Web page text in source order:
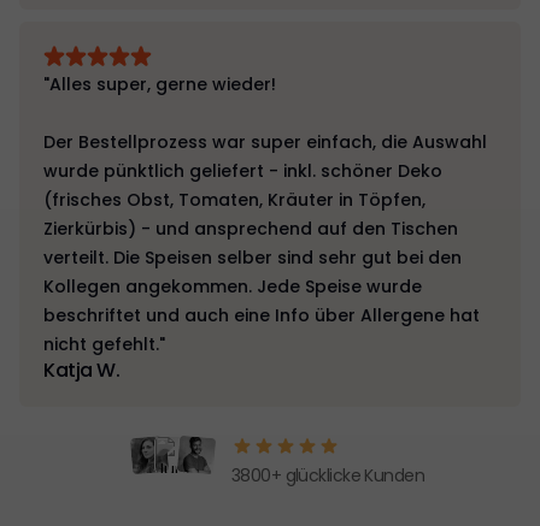
"Alles super, gerne wieder!
Der Bestellprozess war super einfach, die Auswahl
wurde pünktlich geliefert - inkl. schöner Deko
(frisches Obst, Tomaten, Kräuter in Töpfen,
Zierkürbis) - und ansprechend auf den Tischen
verteilt. Die Speisen selber sind sehr gut bei den
Kollegen angekommen. Jede Speise wurde
beschriftet und auch eine Info über Allergene hat
nicht gefehlt."
Katja W.
3800+ glücklicke Kunden